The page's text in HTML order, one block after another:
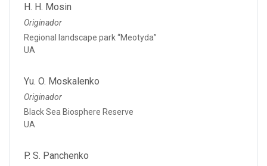
H. H. Mosin
Originador
Regional landscape park “Meotyda”
UA
Yu. O. Moskalenko
Originador
Black Sea Biosphere Reserve
UA
P. S. Panchenko